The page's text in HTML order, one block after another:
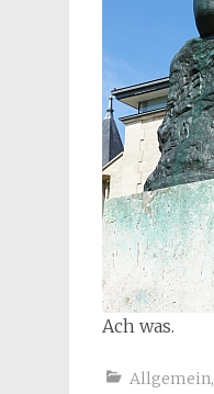
Ach was.
Allgemein,